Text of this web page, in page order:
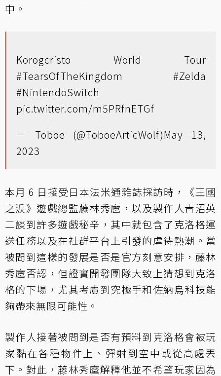
中。
Korogcristo World Tour
#TearsOfTheKingdom
#Zelda
#NintendoSwitch
pic.twitter.com/m5PRfnETGf
— Toboe (@ToboeArticWolf)May 13,
2023
本月 6 日接受日本法米通雜誌採訪時，《王國
之淚》遊戲總監藤林秀麿，以及製作人青沼英
二談到許多遊戲秘辛，其中就包含了克洛格運
送任務以及在社群平台上引發的虐待熱潮。當
被問到這樣的發展是否是官方刻意安排，藤林
秀麿否認，但證實開發團隊大致上猜想到克洛
格的下場，尤其考慮到究極手和佐納烏科技能
夠帶來無限可能性。
製作人接著被問到是否有預料到克洛格會被玩
家黏在各種物件上、彈射到空中或從高處丟
下。對此，藤林秀麿解釋他並不希望玩家因為